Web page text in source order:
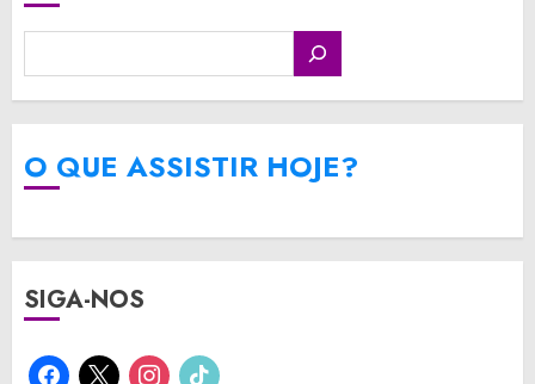
O QUE ASSISTIR HOJE?
SIGA-NOS
facebook
x instagram
tiktok